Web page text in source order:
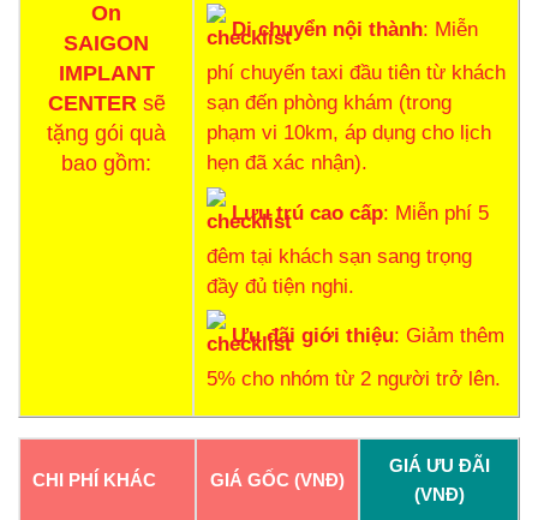
On
SAIGON
IMPLANT
CENTERsẽ
tặng gói quà
bao gồm:
Di chuyển nội thành: Miễn
phí chuyến taxi đầu tiên từ khách
sạn đến phòng khám (trong
phạm vi 10km, áp dụng cho lịch
hẹn đã xác nhận).
Lưu trú cao cấp: Miễn phí 5
đêm tại khách sạn sang trọng
đầy đủ tiện nghi.
Ưu đãi giới thiệu: Giảm thêm
5% cho nhóm từ 2 người trở lên.
CHI PHÍ KHÁC GIÁ GỐC (VNĐ)
GIÁ ƯU ĐÃI
(VNĐ)